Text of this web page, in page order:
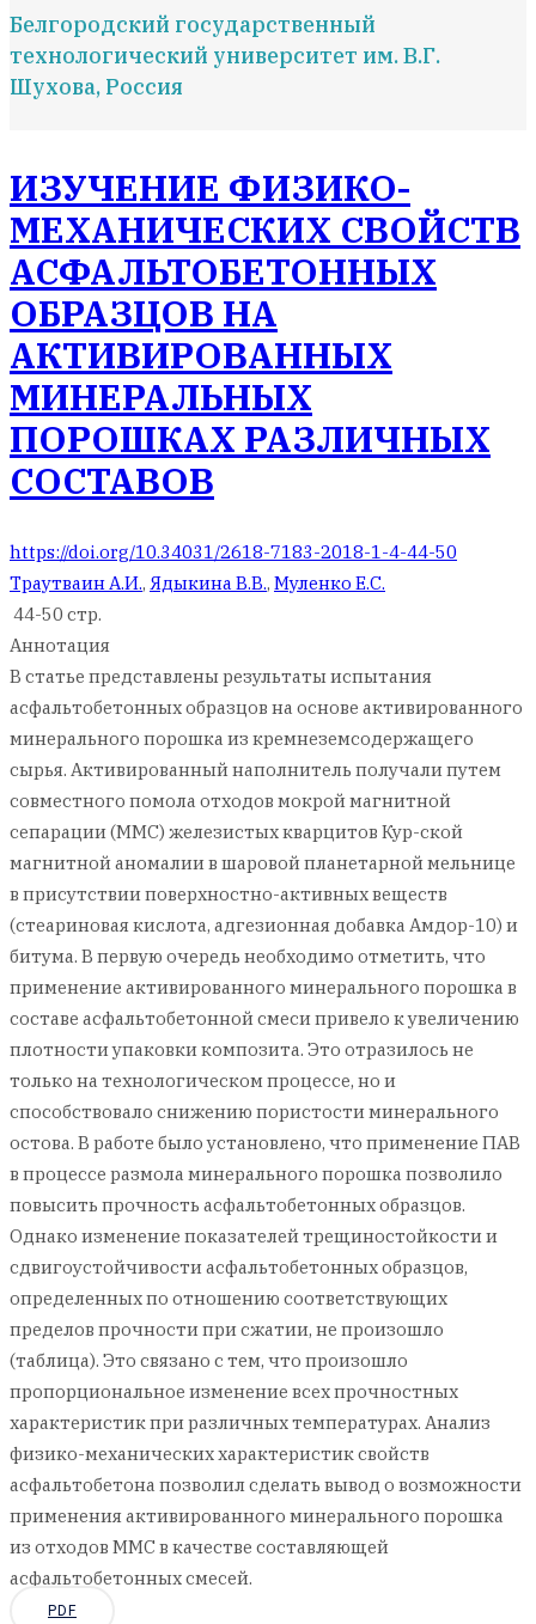
Белгородский государственный
технологический университет им. В.Г.
Шухова, Россия
ИЗУЧЕНИЕ ФИЗИКО-
МЕХАНИЧЕСКИХ СВОЙСТВ
АСФАЛЬТОБЕТОННЫХ
ОБРАЗЦОВ НА
АКТИВИРОВАННЫХ
МИНЕРАЛЬНЫХ
ПОРОШКАХ РАЗЛИЧНЫХ
СОСТАВОВ
https://doi.org/10.34031/2618-7183-2018-1-4-44-50
Траутваин А.И., Ядыкина В.В., Муленко Е.С.
44-50 стр.
Аннотация
В статье представлены результаты испытания
асфальтобетонных образцов на основе активированного
минерального порошка из кремнеземсодержащего
сырья. Активированный наполнитель получали путем
совместного помола отходов мокрой магнитной
сепарации (ММС) железистых кварцитов Кур-ской
магнитной аномалии в шаровой планетарной мельнице
в присутствии поверхностно-активных веществ
(стеариновая кислота, адгезионная добавка Амдор-10) и
битума. В первую очередь необходимо отметить, что
применение активированного минерального порошка в
составе асфальтобетонной смеси привело к увеличению
плотности упаковки композита. Это отразилось не
только на технологическом процессе, но и
способствовало снижению пористости минерального
остова. В работе было установлено, что применение ПАВ
в процессе размола минерального порошка позволило
повысить прочность асфальтобетонных образцов.
Однако изменение показателей трещиностойкости и
сдвигоустойчивости асфальтобетонных образцов,
определенных по отношению соответствующих
пределов прочности при сжатии, не произошло
(таблица). Это связано с тем, что произошло
пропорциональное изменение всех прочностных
характеристик при различных температурах. Анализ
физико-механических характеристик свойств
асфальтобетона позволил сделать вывод о возможности
применения активированного минерального порошка
из отходов ММС в качестве составляющей
асфальтобетонных смесей.
PDF